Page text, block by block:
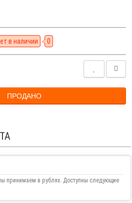
в наличии 0
ПРОДАНО
принимаем в рублях. Доступны следующие